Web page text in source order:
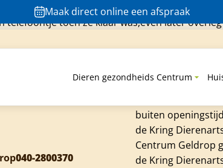
Maak direct online een afspraak
Dieren gezondheids Centrum
toen ze klaar was,even later
vandaag gebeld hoe het met snoepie ging.
040-2800370
Is er iets mis met
buiten
de Kring
Centrum Geldrop
de Kring